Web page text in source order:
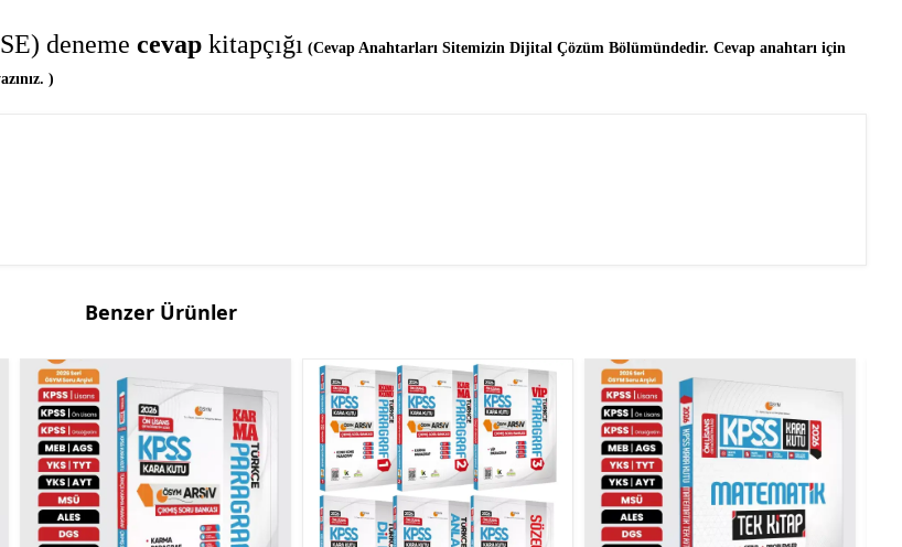
deneme cevap kitapçığı (Cevap Anahtarları Sitemizin Dijital Çözüm Bölümündedir. Cevap anahtarı için
)
Benzer Ürünler